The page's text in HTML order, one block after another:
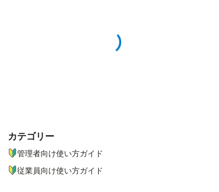
お知らせ情報の取得中
ナビゲーションメニュー
カテゴリー
管理者向け使い方ガイド
従業員向け使い方ガイド